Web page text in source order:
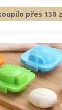
přes 150